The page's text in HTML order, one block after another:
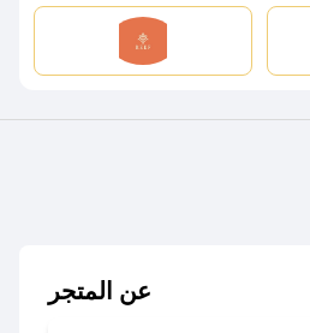
عن المتجر